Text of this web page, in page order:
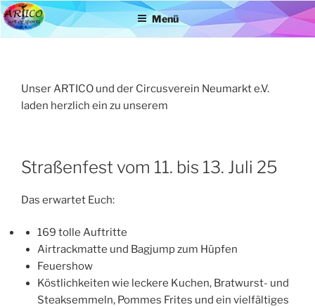
Zum
Inhalt
springen
Menü
Unser ARTICO und der Circusverein Neumarkt e.V.
laden herzlich ein zu unserem
Straßenfest vom 11. bis 13. Juli 25
Das erwartet Euch:
169 tolle Auftritte
Airtrackmatte und Bagjump zum Hüpfen
Feuershow
Köstlichkeiten wie leckere Kuchen, Bratwurst- und
Steaksemmeln, Pommes Frites und ein vielfältiges